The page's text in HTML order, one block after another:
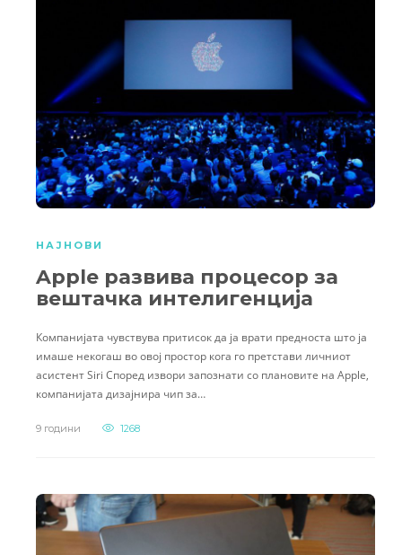
НАЈНОВИ
Apple развива процесор за
вештачка интелигенција
Компанијата чувствува притисок да ја врати предноста што ја
имаше некогаш во овој простор кога го претстави личниот
асистент Siri Според извори запознати со плановите на Apple,
компанијата дизајнира чип за…
9 години 1268